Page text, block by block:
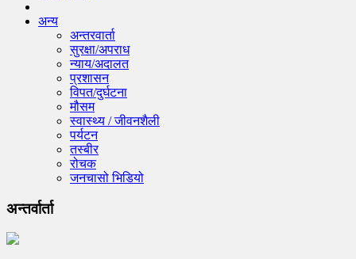
अन्य
अन्तरवार्ता
सुरक्षा/अपराध
न्याय/अदालत
प्रशासन
विपत/दुर्घटना
मौसम
स्वास्थ्य / जीवनशैली
पर्यटन
तस्बीर
रोचक
जनचासो भिडियो
अन्तर्वार्ता